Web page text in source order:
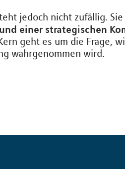
jedoch nicht zufällig. Sie
einer strategischen
geht es um die Frage,
wahrgenommen wird.